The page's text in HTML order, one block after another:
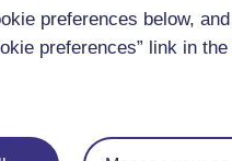
preferences below,
preferences” link in